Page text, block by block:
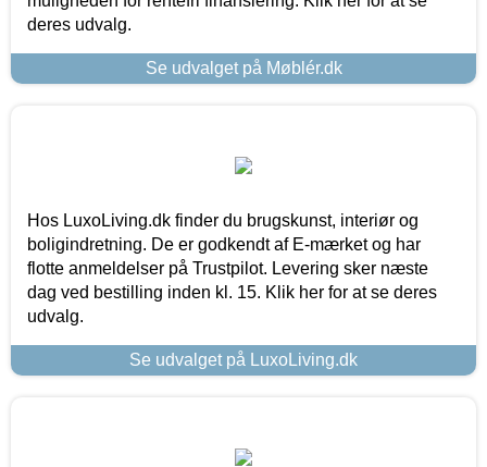
deres udvalg.
Se udvalget på Møblér.dk
Hos LuxoLiving.dk finder du brugskunst, interiør og
boligindretning. De er godkendt af E-mærket og har
flotte anmeldelser på Trustpilot. Levering sker næste
dag ved bestilling inden kl. 15. Klik her for at se deres
udvalg.
Se udvalget på LuxoLiving.dk